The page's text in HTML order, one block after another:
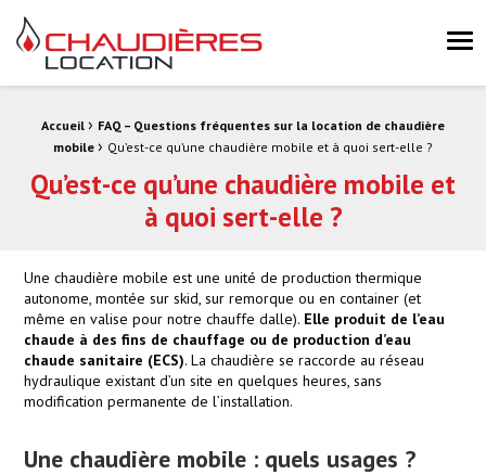
Chaudières Location Location de chaudière et chaufferie mobile
Fil d'Ariane :
Accueil › FAQ – Questions fréquentes sur la location de chaudière
mobile › Qu’est-ce qu’une chaudière mobile et à quoi sert-elle ?
Qu’est-ce qu’une chaudière mobile et
à quoi sert-elle ?
Une chaudière mobile est une unité de production thermique
autonome, montée sur skid, sur remorque ou en container (et
même en valise pour notre chauffe dalle). Elle produit de l’eau
chaude à des fins de chauffage ou de production d’eau
chaude sanitaire (ECS). La chaudière se raccorde au réseau
hydraulique existant d’un site en quelques heures, sans
modification permanente de l’installation.
Une chaudière mobile : quels usages ?